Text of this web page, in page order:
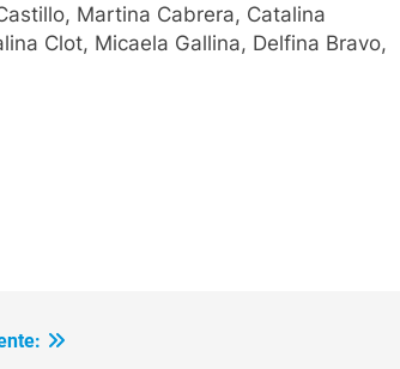
Martina Cabrera, Catalina
Clot, Micaela Gallina, Delfina Bravo,